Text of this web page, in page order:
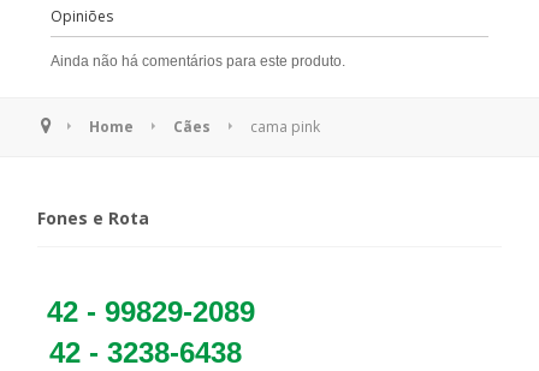
Opiniões
Ainda não há comentários para este produto.
Home Cães cama pink
Fones e Rota
42 - 99829-2089
42 - 3238-6438